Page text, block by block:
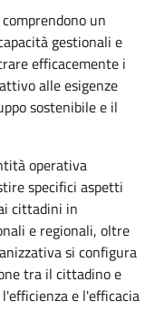
un
gestionali e
efficacemente i
alle esigenze
sostenibile e il
operativa
specifici aspetti
cittadini in
e regionali, oltre
si configura
tra il cittadino e
e l'efficacia